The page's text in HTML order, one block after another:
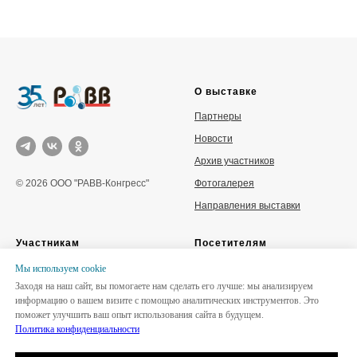
Мы используем сookie
Заходя на наш сайт, вы помогаете нам сделать его лучше: мы анализируем
информацию о вашем визите с помощью аналитических инструментов. Это
поможет улучшить ваш опыт использования сайта в будущем.
Политика конфиденциальности
© 2026 ООО "РАВВ-Конгресс"
О выставке
Партнеры
Новости
Архив участников
Фотогалерея
Направления выставки
Участникам
Забронировать стенд
Каталог участников
Отзывы участников
Итоги 2025
Посетителям
Деловая программа
Буклет